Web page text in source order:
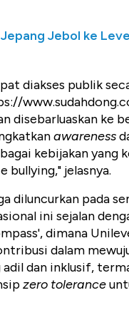
Jebol ke
diakses publik
disebarluaskan ke
awareness
kebijakan yang
jelasnya.
diluncurkan pada
ini sejalan
dimana
dalam
adil dan inklusif,
zero tolerance